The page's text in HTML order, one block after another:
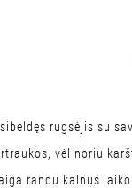
rugsėjis su
vėl noriu
randu kalnus